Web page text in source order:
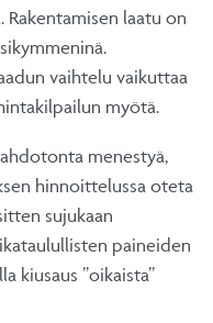
laatu on
vaihtelu vaikuttaa
myötä.
menestyä,
hinnoittelussa oteta
sujukaan
paineiden
kiusaus ”oikaista”